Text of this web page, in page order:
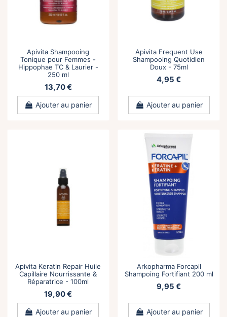
Apivita Shampooing
Tonique pour Femmes -
Hippophae TC & Laurier -
250 ml
13,70 €
Ajouter au panier
Apivita Frequent Use
Shampooing Quotidien
Doux - 75ml
4,95 €
Ajouter au panier
Apivita Keratin Repair Huile
Capillaire Nourrissante &
Réparatrice - 100ml
19,90 €
Ajouter au panier
Arkopharma Forcapil
Shampoing Fortifiant 200 ml
9,95 €
Ajouter au panier